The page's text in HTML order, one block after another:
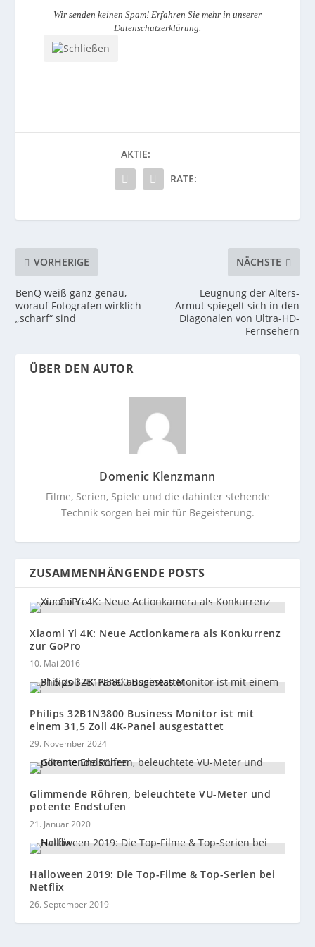
Wir senden keinen Spam! Erfahren Sie mehr in unserer
Datenschutzerklärung
AKTIE:
RATE:
VORHERIGE
BenQ weiß ganz genau,
worauf Fotografen wirklich
„scharf“ sind
NÄCHSTE
Leugnung der Alters-
Armut spiegelt sich in den
Diagonalen von Ultra-HD-
Fernsehern
ÜBER DEN AUTOR
Domenic Klenzmann
Filme, Serien, Spiele und die dahinter stehende
Technik sorgen bei mir für Begeisterung.
ZUSAMMENHÄNGENDE POSTS
Xiaomi Yi 4K: Neue Actionkamera als Konkurrenz
zur GoPro
10. Mai 2016
Philips 32B1N3800 Business Monitor ist mit
einem 31,5 Zoll 4K-Panel ausgestattet
29. November 2024
Glimmende Röhren, beleuchtete VU-Meter und
potente Endstufen
21. Januar 2020
Halloween 2019: Die Top-Filme & Top-Serien bei
Netflix
26. September 2019